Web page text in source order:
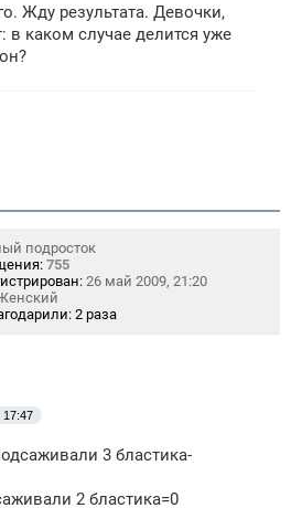
Жду результата. Девочки,
в каком случае делится уже
подросток
755
26 май 2009, 21:20
2 раза
17:47
3 бластика-
2 бластика=0